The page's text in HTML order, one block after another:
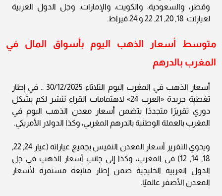
وقطر، والسعودية، والكويت، والإمارات، وجل الدول العربية
لعيارات: 18, 20, 21, 22 و 24 قيراط.
متوسط أسعار الذهب اليوم بأسواق المال في
المغرب بالدرهم
أسعار الذهب في المغرب اليوم الثلاثاء 30/12/2025 .. في إطار
تغطية جريدة «العرب 24» لاهتمامات القراء ننشر لكم بشكل
دوري تقريرًا متجددًا يتضمن أسعار معدن الذهب اليوم في
المغرب بالعملة الوطنية بالدرهم المغربي، وكذا الدولار الأمريكي.
ويحوي التقرير أسعار المعدن النفيس بجميع عياراته (عيار 24, 22,
18, 14, 12) فى المغرب، وكذا إلى جانب أسعار الذهب في جل
الدول العربية الخليجية ضمن إطار متابعة مستمرة لأسعار
المعدن الأصفر عالميًا.